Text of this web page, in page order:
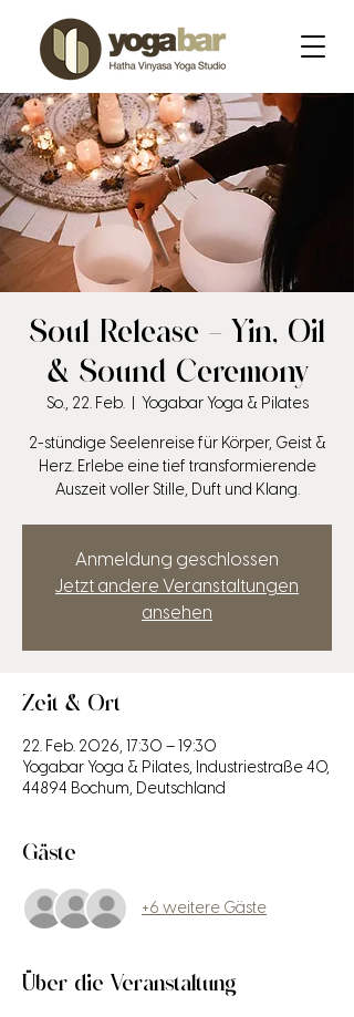
Soul Release – Yin, Oil
& Sound Ceremony
So., 22. Feb.
  |
Yogabar Yoga & Pilates
2-stündige Seelenreise für Körper, Geist &
Herz. Erlebe eine tief transformierende
Auszeit voller Stille, Duft und Klang.
Anmeldung geschlossen
Jetzt andere Veranstaltungen
ansehen
Zeit & Ort
22. Feb. 2026, 17:30 – 19:30
Yogabar Yoga & Pilates, Industriestraße 40,
44894 Bochum, Deutschland
Gäste
+6 weitere Gäste
Über die Veranstaltung